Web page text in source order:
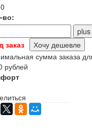
во:
Хочу дешевле
сумма заказа
рублей